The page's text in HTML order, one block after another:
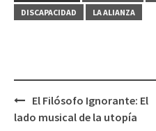
DISCAPACIDAD
LA ALIANZA
Navegación
El Filósofo Ignorante: El
lado musical de la utopía